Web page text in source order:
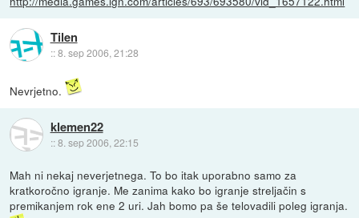
Tilen
::8. sep 2006, 21:28
Nevrjetno.
klemen22
::8. sep 2006, 22:15
Mah ni nekaj neverjetnega. To bo itak uporabno samo za
kratkoročno igranje. Me zanima kako bo igranje streljačin s
premikanjem rok ene 2 uri. Jah bomo pa še telovadili poleg igranja.